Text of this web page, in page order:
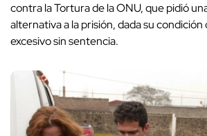
contra la Tortura de la ONU, que pidió
alternativa a la prisión, dada su
excesivo sin sentencia.